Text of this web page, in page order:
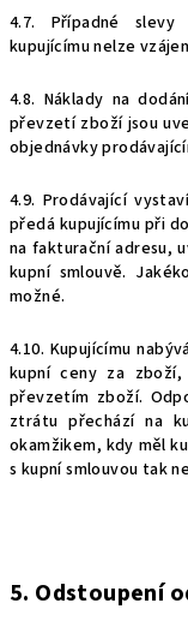
4.7. Případné
kupujícímu nelze
4.8. Náklady na
převzetí zboží jsou
objednávky
4.9. Prodávající
předá kupujícímu při
na fakturační adresu,
kupní smlouvě.
možné.
4.10. Kupujícímu
kupní ceny za
převzetím zboží.
ztrátu přechází na
okamžikem, kdy měl
s kupní smlouvou tak
5. Odstoupení